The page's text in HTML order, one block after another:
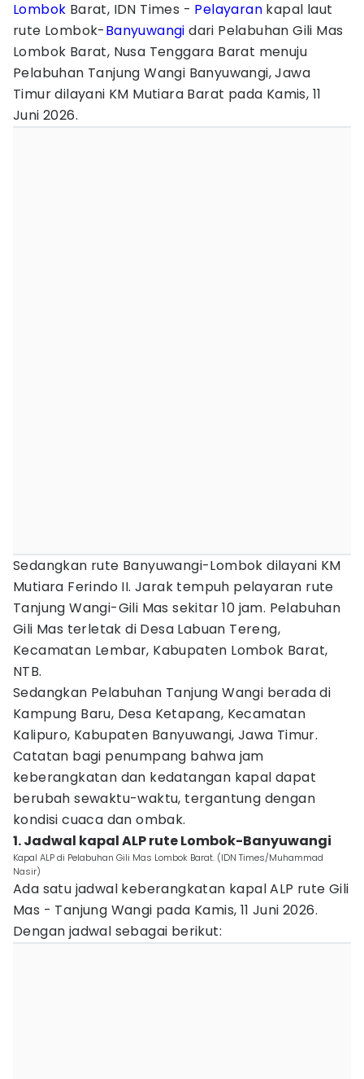
Lombok Barat, IDN Times - Pelayaran kapal laut
rute Lombok-Banyuwangi dari Pelabuhan Gili Mas
Lombok Barat, Nusa Tenggara Barat menuju
Pelabuhan Tanjung Wangi Banyuwangi, Jawa
Timur dilayani KM Mutiara Barat pada Kamis, 11
Juni 2026.
Sedangkan rute Banyuwangi-Lombok dilayani KM
Mutiara Ferindo II. Jarak tempuh pelayaran rute
Tanjung Wangi-Gili Mas sekitar 10 jam. Pelabuhan
Gili Mas terletak di Desa Labuan Tereng,
Kecamatan Lembar, Kabupaten Lombok Barat,
NTB.
Sedangkan Pelabuhan Tanjung Wangi berada di
Kampung Baru, Desa Ketapang, Kecamatan
Kalipuro, Kabupaten Banyuwangi, Jawa Timur.
Catatan bagi penumpang bahwa jam
keberangkatan dan kedatangan kapal dapat
berubah sewaktu-waktu, tergantung dengan
kondisi cuaca dan ombak.
1. Jadwal kapal ALP rute Lombok-Banyuwangi
Kapal ALP di Pelabuhan Gili Mas Lombok Barat. (IDN Times/Muhammad
Nasir)
Ada satu jadwal keberangkatan kapal ALP rute Gili
Mas - Tanjung Wangi pada Kamis, 11 Juni 2026.
Dengan jadwal sebagai berikut: